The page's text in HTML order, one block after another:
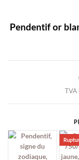
Pendentif or
TVA